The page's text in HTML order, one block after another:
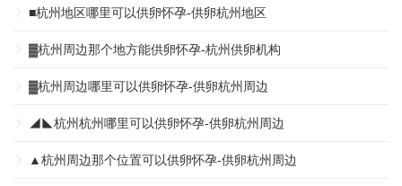
■杭州地区哪里可以供卵怀孕-供卵杭州地区
▓杭州周边那个地方能供卵怀孕-杭州供卵机构
▓杭州周边哪里可以供卵怀孕-供卵杭州周边
◢◣杭州杭州哪里可以供卵怀孕-供卵杭州周边
▲杭州周边那个位置可以供卵怀孕-供卵杭州周边